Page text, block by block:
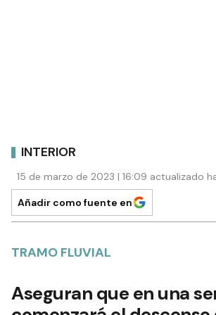
INTERIOR
15 de marzo de 2023 | 16:09 actualizado
Añadir como fuente en
TRAMO FLUVIAL
Aseguran que en una